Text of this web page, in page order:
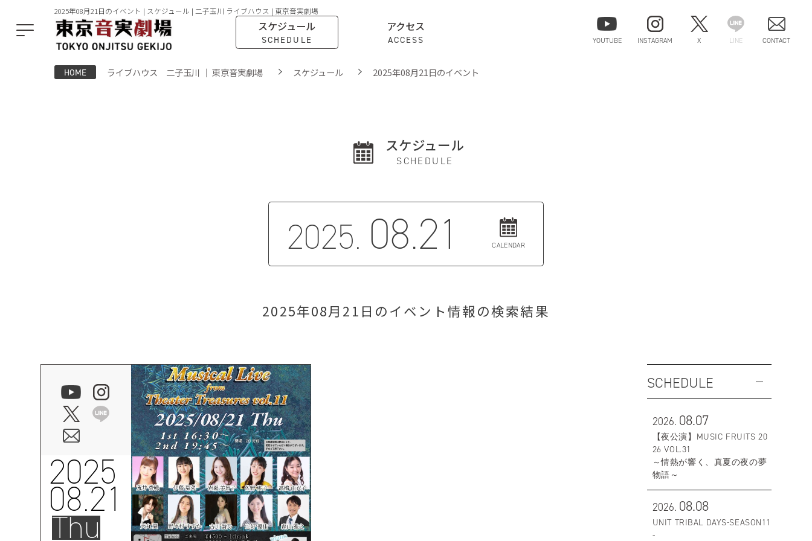
2025年08月21日のイベント | スケジュール | 二子玉川 ライブハウス | 東京音実劇場
スケジュール
SCHEDULE
アクセス
ACCESS YOUTUBE INSTAGRAM X LINE CONTACT
HOME ライブハウス 二子玉川 ｜ 東京音実劇場 スケジュール 2025年08月21日のイベント
スケジュール
SCHEDULE
2025. 08.21 CALENDAR
2025年08月21日のイベント情報の検索結果
2025
08.21
Thu
SCHEDULE
2026. 08.07
【夜公演】MUSIC FRUITS 20
26 VOL.31
～情熱が響く、真夏の夜の夢
物語～
2026. 08.08
UNIT TRIBAL DAYS-SEASON11
-